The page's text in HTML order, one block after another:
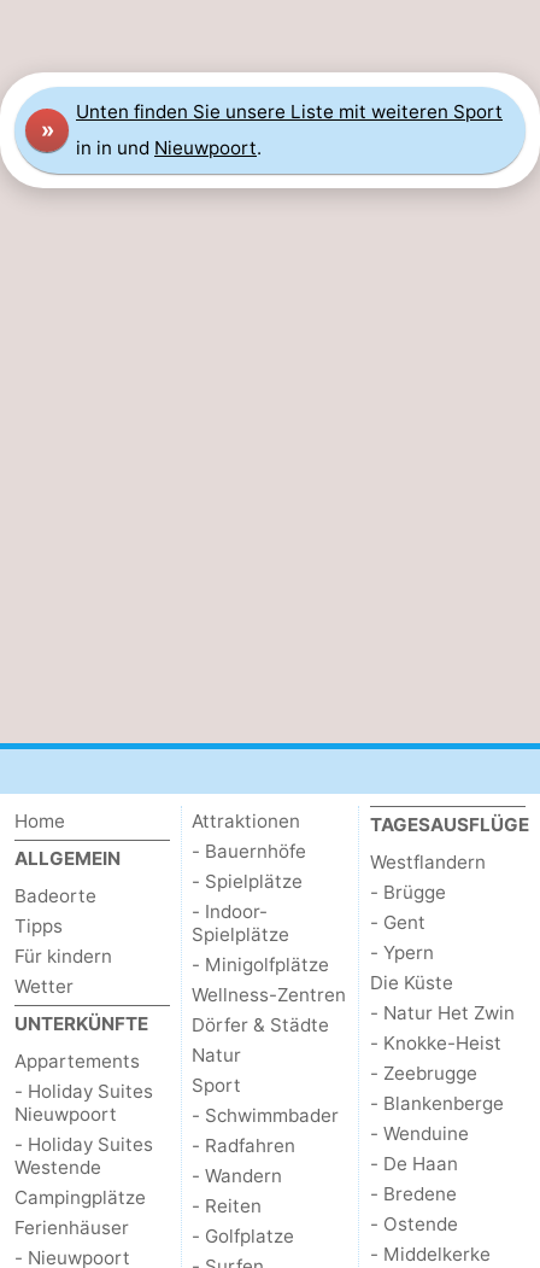
»
Unten finden Sie unsere Liste mit weiteren Sport
in in und Nieuwpoort.
Home
ALLGEMEIN
Badeorte
Tipps
Für kindern
Wetter
UNTERKÜNFTE
Appartements
- Holiday Suites
Nieuwpoort
- Holiday Suites
Westende
Campingplätze
Ferienhäuser
- Nieuwpoort
Attraktionen
- Bauernhöfe
- Spielplätze
- Indoor-
Spielplätze
- Minigolfplätze
Wellness-Zentren
Dörfer & Städte
Natur
Sport
- Schwimmbader
- Radfahren
- Wandern
- Reiten
- Golfplatze
TAGESAUSFLÜGE
Westflandern
- Brügge
- Gent
- Ypern
Die Küste
- Natur Het Zwin
- Knokke-Heist
- Zeebrugge
- Blankenberge
- Wenduine
- De Haan
- Bredene
- Ostende
- Middelkerke